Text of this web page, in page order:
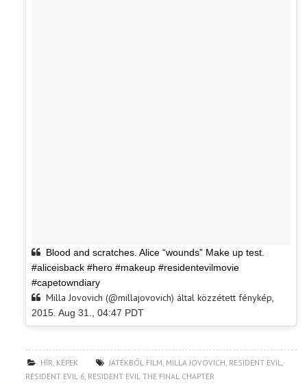
Blood and scratches. Alice “wounds” Make up test.
#aliceisback #hero #makeup #residentevilmovie
#capetowndiary
Milla Jovovich (@millajovovich) által közzétett fénykép,
2015. Aug 31., 04:47 PDT
HÍR KÉPEK JÁTÉKBÓL FILM MILLA JOVOVICH RESIDENT EVIL
RESIDENT EVIL 6 RESIDENT EVIL THE FINAL CHAPTER